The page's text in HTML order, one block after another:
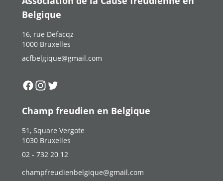
Belgique
16, rue Defacqz
1000 Bruxelles
acfbelgique@gmail.com
Suivez-nous sur
Suivez-nous sur
Suivez-nous sur
Champ freudien en Belgique
51, Square Vergote
1030 Bruxelles
02 - 732 20 12
champfreudienbelgique@gmail.com